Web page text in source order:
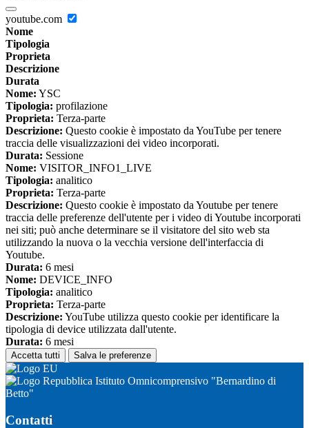
youtube.com
Nome
Tipologia
Proprieta
Descrizione
Durata
Nome: YSC
Tipologia: profilazione
Proprieta: Terza-parte
Descrizione: Questo cookie è impostato da YouTube per tenere
traccia delle visualizzazioni dei video incorporati.
Durata: Sessione
Nome: VISITOR_INFO1_LIVE
Tipologia: analitico
Proprieta: Terza-parte
Descrizione: Questo cookie è impostato da Youtube per tenere
traccia delle preferenze dell'utente per i video di Youtube incorporati
nei siti; può anche determinare se il visitatore del sito web sta
utilizzando la nuova o la vecchia versione dell'interfaccia di
Youtube.
Durata: 6 mesi
Nome: DEVICE_INFO
Tipologia: analitico
Proprieta: Terza-parte
Descrizione: YouTube utilizza questo cookie per identificare la
tipologia di device utilizzata dall'utente.
Durata: 6 mesi
Accetta tutti Salva le preferenze
Istituto Omnicomprensivo "Bernardino di
Betto"
Contatti